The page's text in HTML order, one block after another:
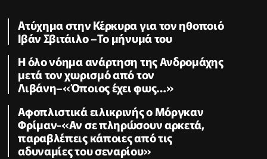
Ατύχημα στην Κέρκυρα για τον ηθοποιό
Ιβάν Σβιτάιλο –Το μήνυμά του
Η όλο νόημα ανάρτηση της Ανδρομάχης
μετά τον χωρισμό από τον
Λιβάνη–«Όποιος έχει φως…»
Αφοπλιστικά ειλικρινής ο Μόργκαν
Φρίμαν-«Αν σε πληρώσουν αρκετά,
παραβλέπεις κάποιες από τις
αδυναμίες του σεναρίου»